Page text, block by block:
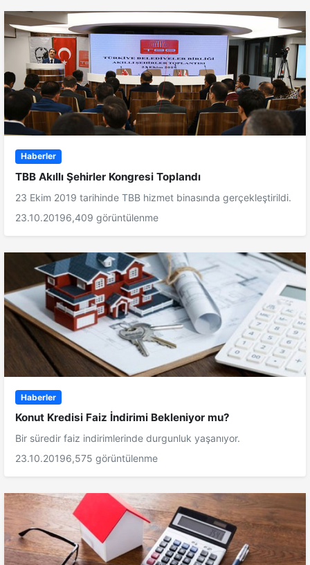
Haberler
TBB Akıllı Şehirler Kongresi Toplandı
23 Ekim 2019 tarihinde TBB hizmet binasında gerçekleştirildi.
23.10.20196,409 görüntülenme
Haberler
Konut Kredisi Faiz İndirimi Bekleniyor mu?
Bir süredir faiz indirimlerinde durgunluk yaşanıyor.
23.10.20196,575 görüntülenme